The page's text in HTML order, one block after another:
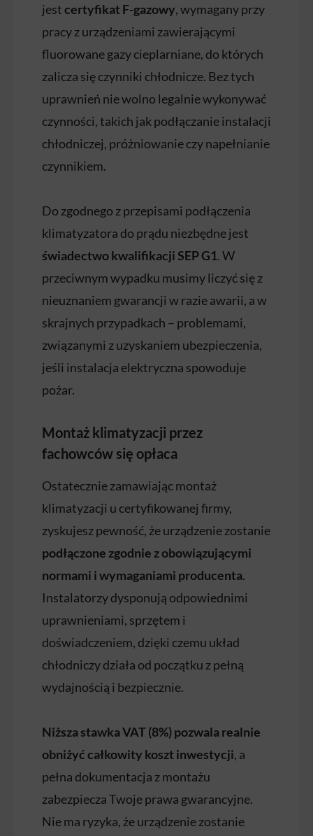
jestcertyfikat F-gazowy, wymagany przy
pracy z urządzeniami zawierającymi
fluorowane gazy cieplarniane, do których
zalicza się czynniki chłodnicze. Bez tych
uprawnień nie wolno legalnie wykonywać
czynności, takich jak podłączanie instalacji
chłodniczej, próżniowanie czy napełnianie
czynnikiem.
Do zgodnego z przepisami podłączenia
klimatyzatora do prądu niezbędne jest
świadectwo kwalifikacji SEP G1. W
przeciwnym wypadku musimy liczyć się z
nieuznaniem gwarancji w razie awarii, a w
skrajnych przypadkach – problemami,
związanymi z uzyskaniem ubezpieczenia,
jeśli instalacja elektryczna spowoduje
pożar.
Montaż klimatyzacji przez
fachowców się opłaca
Ostatecznie zamawiając montaż
klimatyzacji u certyfikowanej firmy,
zyskujesz pewność, że urządzenie zostanie
podłączone zgodnie z obowiązującymi
normami i wymaganiami producenta.
Instalatorzy dysponują odpowiednimi
uprawnieniami, sprzętem i
doświadczeniem, dzięki czemu układ
chłodniczy działa od początku z pełną
wydajnością i bezpiecznie.
Niższa stawka VAT (8%) pozwala realnie
obniżyć całkowity koszt inwestycji, a
pełna dokumentacja z montażu
zabezpiecza Twoje prawa gwarancyjne.
Nie ma ryzyka, że urządzenie zostanie